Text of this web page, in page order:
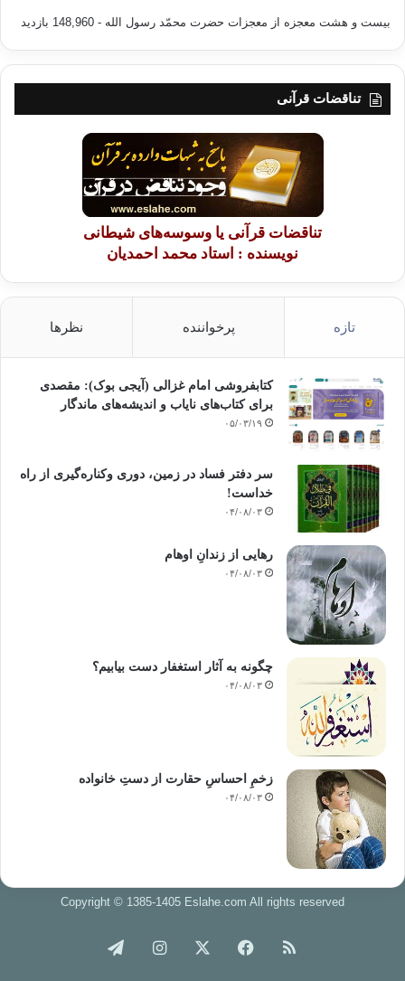
بیست و هشت معجزه از معجزات حضرت محمّد رسول الله - 148,960 بازدید
تناقضات قرآنی
تناقضات قرآنی یا وسوسه‌های شیطانی
نویسنده : استاد محمد احمدیان
تازه پرخواننده نظرها
کتابفروشی امام غزالی (آیجی بوک): مقصدی
برای کتاب‌های نایاب و اندیشه‌های ماندگار
۰۵/۰۳/۱۹
سر دفتر فساد در زمین‌، دوری وکناره‌گیری از راه
خداست‌!
۰۴/۰۸/۰۳
رهایی از زندانِ اوهام
۰۴/۰۸/۰۳
چگونه به آثار استغفار دست بیابیم؟
۰۴/۰۸/۰۳
زخمِ احساسِ حقارت از دستِ خانواده
۰۴/۰۸/۰۳
Copyright © 1385-1405 Eslahe.com All rights reserved
خوراک فیس اینستاگرام